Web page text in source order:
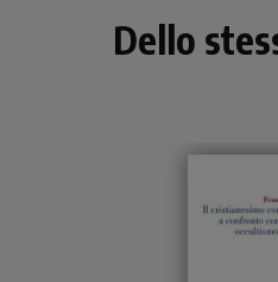
Dello